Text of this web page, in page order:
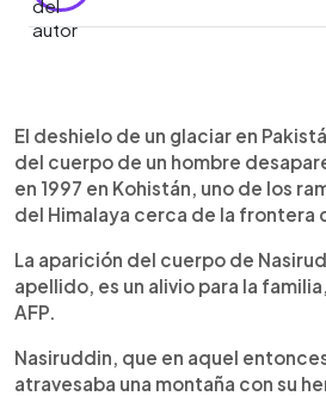
► Escuchar artículo
El deshielo de un glaciar en
del cuerpo de un hombre
en 1997 en Kohistán, uno de los
del Himalaya cerca de la frontera
La aparición del cuerpo de
apellido, es un alivio para la
AFP.
Nasiruddin, que en aquel entonces
atravesaba una montaña con su